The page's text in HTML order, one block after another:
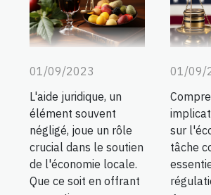
01/09/2023
L'aide juridique, un
élément souvent
négligé, joue un rôle
crucial dans le soutien
de l'économie locale.
Que ce soit en offrant
01/09/
sur
tâche